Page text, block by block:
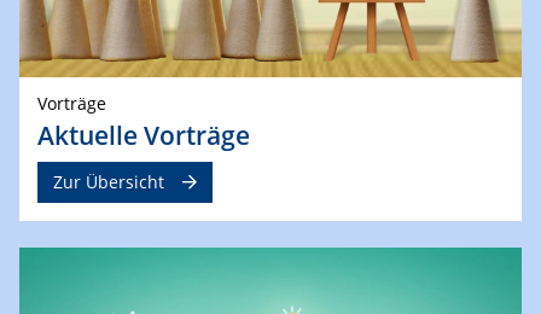
Vorträge
Aktuelle Vorträge
Zur Übersicht